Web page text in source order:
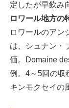
定したが早飲み
ロワール地方の
ロワールのアン
は、シュナン・
価。Domaine
例。4～5回の収
キンモクセイの